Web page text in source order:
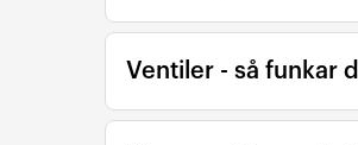
Ventiler - så funkar